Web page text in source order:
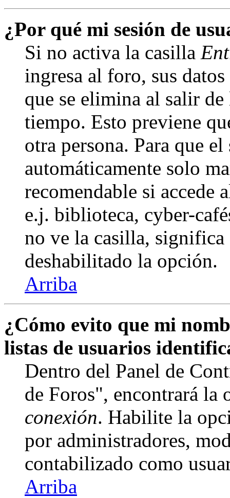
¿Por qué mi sesión de
Si no activa la casilla
ingresa al foro, sus
que se elimina al salir
tiempo. Esto previene
otra persona. Para que
automáticamente solo
recomendable si accede
e.j. biblioteca, cyber-
no ve la casilla,
deshabilitado la opción.
Arriba
¿Cómo evito que mi
listas de usuarios
Dentro del Panel de
de Foros", encontrará la
conexión. Habilite la
por administradores,
contabilizado como
Arriba